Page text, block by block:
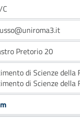
Pretorio 20
di Scienze della
di Scienze della